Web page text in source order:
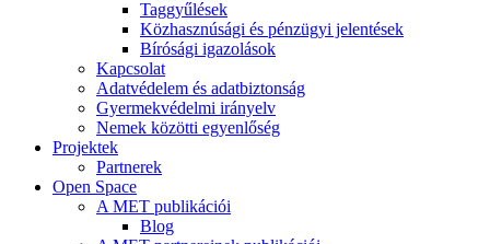
Taggyűlések
Közhasznúsági és pénzügyi jelentések
Bírósági igazolások
Kapcsolat
Adatvédelem és adatbiztonság
Gyermekvédelmi irányelv
Nemek közötti egyenlőség
Projektek
Partnerek
Open Space
A MET publikációi
Blog